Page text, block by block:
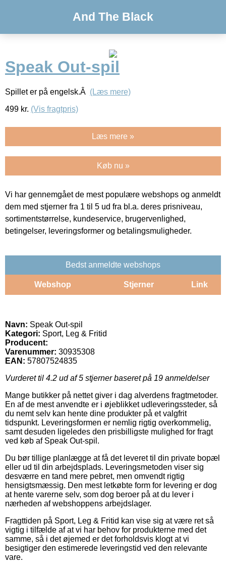
And The Black
Speak Out-spil
Spillet er på engelsk.Â (Læs mere)
499 kr. (Vis fragtpris)
Læs mere »
Køb nu »
Vi har gennemgået de mest populære webshops og anmeldt
dem med stjerner fra 1 til 5 ud fra bl.a. deres prisniveau,
sortimentstørrelse, kundeservice, brugervenlighed,
betingelser, leveringsformer og betalingsmuligheder.
Bedst anmeldte webshops
Webshop Stjerner Link
Navn: Speak Out-spil
Kategori: Sport, Leg & Fritid
Producent:
Varenummer: 30935308
EAN: 57807524835
Vurderet til 4.2 ud af 5 stjerner baseret på 19 anmeldelser
Mange butikker på nettet giver i dag alverdens fragtmetoder.
En af de mest anvendte er i øjeblikket udleveringssteder, så
du nemt selv kan hente dine produkter på et valgfrit
tidspunkt. Leveringsformen er nemlig rigtig overkommelig,
samt desuden ligeledes den prisbilligste mulighed for fragt
ved køb af Speak Out-spil.
Du bør tillige planlægge at få det leveret til din private bopæl
eller ud til din arbejdsplads. Leveringsmetoden viser sig
desværre en tand mere pebret, men omvendt rigtig
hensigtsmæssig. Den mest letkøbte form for levering er dog
at hente varerne selv, som dog beroer på at du lever i
nærheden af webshoppens arbejdslager.
Fragttiden på Sport, Leg & Fritid kan vise sig at være ret så
vigtig i tilfælde af at vi har behov for produkterne med det
samme, så i det øjemed er det forholdsvis klogt at vi
besigtiger den estimerede leveringstid ved den relevante
vare.